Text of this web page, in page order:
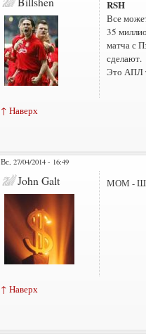
RSH
Все
35
матча с
сделают.
Это АПЛ
↑ Наверх
Вс, 27/04/2014 - 16:49
John Galt МОМ -
↑ Наверх